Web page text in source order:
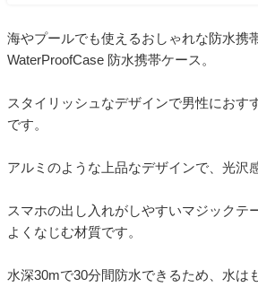
海やプールでも使えるおしゃれな防水携
WaterProofCase 防水携帯ケース。
スタイリッシュなデザインで男性におす
です。
アルミのような上品なデザインで、光沢
スマホの出し入れがしやすいマジックテ
よくなじむ材質です。
水深30mで30分間防水できるため、水は